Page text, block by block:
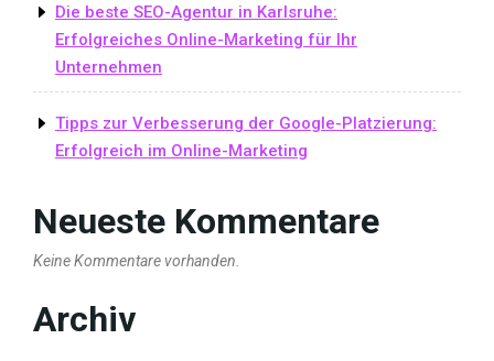
Die beste SEO-Agentur in Karlsruhe:
Erfolgreiches Online-Marketing für Ihr
Unternehmen
Tipps zur Verbesserung der Google-Platzierung:
Erfolgreich im Online-Marketing
Neueste Kommentare
Keine Kommentare vorhanden.
Archiv